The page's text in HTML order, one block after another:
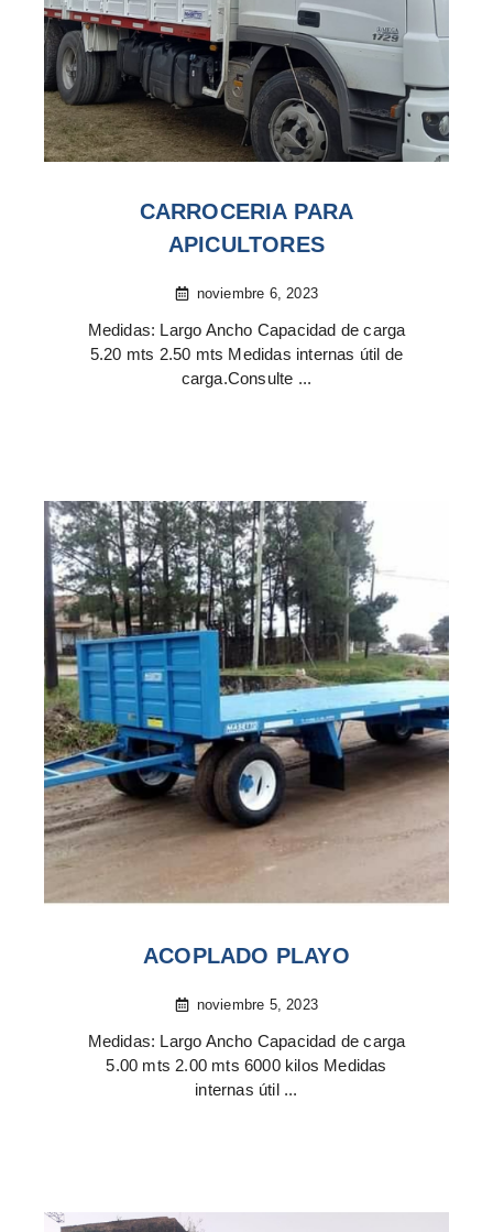
CARROCERIA PARA
APICULTORES
noviembre 6, 2023
Medidas: Largo Ancho Capacidad de carga
5.20 mts 2.50 mts Medidas internas útil de
carga.Consulte ...
ACOPLADO PLAYO
noviembre 5, 2023
Medidas: Largo Ancho Capacidad de carga
5.00 mts 2.00 mts 6000 kilos Medidas
internas útil ...